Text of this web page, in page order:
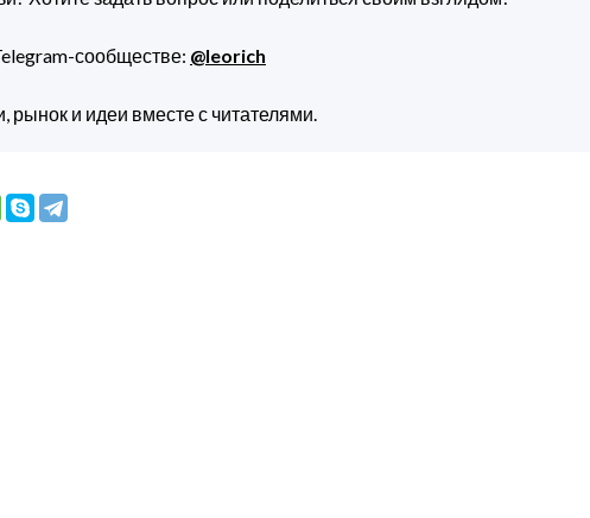
сообществе: @leorich
рынок и идеи вместе с читателями.